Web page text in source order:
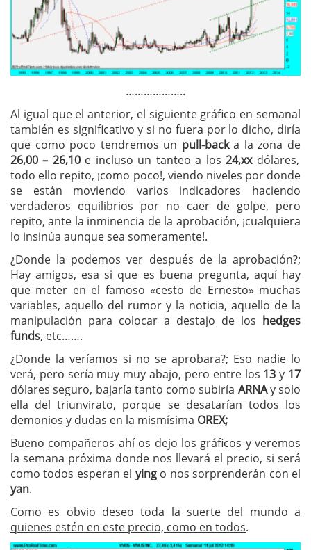
………………..
Al igual que el anterior, el siguiente gráfico en semanal
también es significativo y si no fuera por lo dicho, diría
que como poco tendremos un pull-backa la zona de
26,00 – 26,10e incluso un tanteo a los24,xxdólares,
todo ello repito, ¡como poco!, viendo niveles por donde
se están moviendo varios indicadores haciendo
verdaderos equilibrios por no caer de golpe, pero
repito, ante la inminencia de la aprobación, ¡cualquiera
lo insinúa aunque sea someramente!.
¿Donde la podemos ver después de la aprobación?;
Hay amigos, esa si que es buena pregunta, aquí hay
que meter en el famoso «cesto de Ernesto» muchas
variables, aquello del rumor y la noticia, aquello de la
manipulación para colocar a destajo de los hedges
funds, etc…….
¿Donde la veríamos si no se aprobara?; Eso nadie lo
verá, pero sería muy muy abajo, pero entre los 13 y 17
dólares seguro, bajaría tanto como subiría ARNAy solo
ella del triunvirato, porque se desatarían todos los
demonios y dudas en la mismísima OREX;
Bueno compañeros ahí os dejo los gráficos y veremos
la semana próxima donde nos llevará el precio, si será
como todos esperan el yingo nos sorprenderán con el
yan.
Como es obvio deseo toda la suerte del mundo a
quienes estén en este precio, como en todos.